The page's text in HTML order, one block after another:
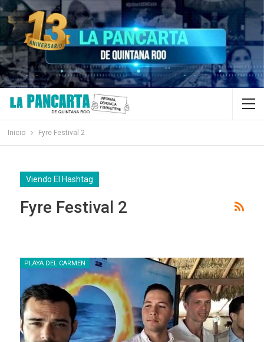
Inicio Fyre Festival 2
Viendo El Hashtag
Fyre Festival 2
PLAYA DEL CARMEN